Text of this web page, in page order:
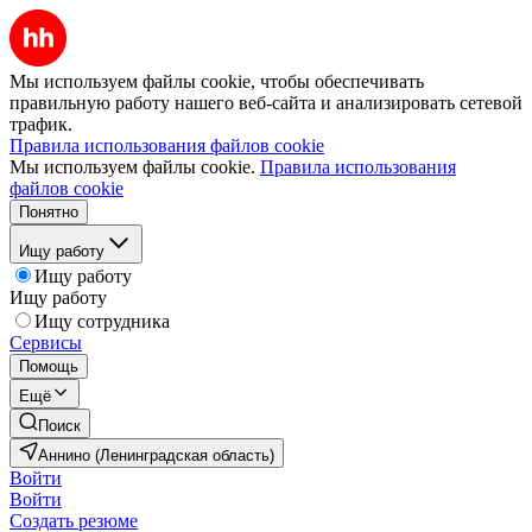
Мы используем файлы cookie, чтобы обеспечивать
правильную работу нашего веб-сайта и анализировать сетевой
трафик.
Правила использования файлов cookie
Мы используем файлы cookie. Правила использования
файлов cookie
Понятно
Ищу работу
Ищу работу
Ищу работу
Ищу сотрудника
Сервисы
Помощь
Ещё
Поиск
Аннино (Ленинградская область)
Войти
Войти
Создать резюме